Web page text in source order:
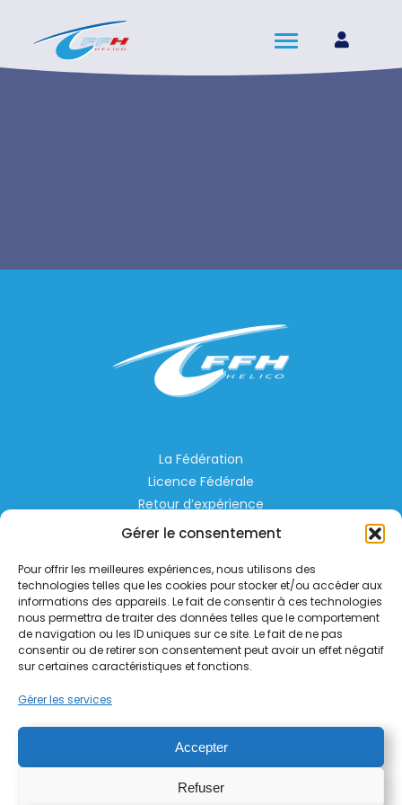
Gérer le consentement
Pour offrir les meilleures expériences, nous utilisons des
technologies telles que les cookies pour stocker et/ou accéder aux
informations des appareils. Le fait de consentir à ces technologies
nous permettra de traiter des données telles que le comportement
de navigation ou les ID uniques sur ce site. Le fait de ne pas
consentir ou de retirer son consentement peut avoir un effet négatif
sur certaines caractéristiques et fonctions.
Gérer les services
Accepter
Refuser
La Fédération
Licence Fédérale
Retour d’expérience
Espace Privé
Liens Utiles
Aérodrome de Lognes Emerainville
77185 LOGNES
contact@helico.org